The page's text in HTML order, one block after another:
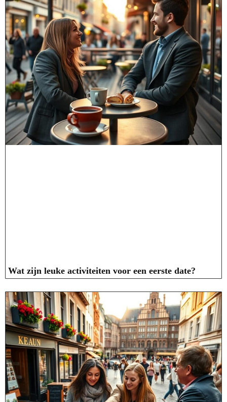
Wat zijn leuke activiteiten voor een eerste date?